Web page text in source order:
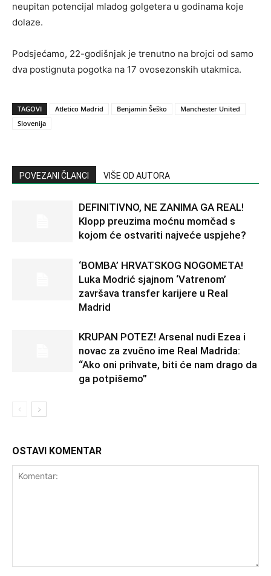
neupitan potencijal mladog golgetera u godinama koje
dolaze.
Podsjećamo, 22-godišnjak je trenutno na brojci od samo
dva postignuta pogotka na 17 ovosezonskih utakmica.
TAGOVI Atletico Madrid Benjamin Šeško
Manchester United
Slovenija
POVEZANI ČLANCI VIŠE OD AUTORA
DEFINITIVNO, NE ZANIMA GA REAL!
Klopp preuzima moćnu momčad s
kojom će ostvariti najveće uspjehe?
‘BOMBA’ HRVATSKOG NOGOMETA!
Luka Modrić sjajnom ‘Vatrenom’
završava transfer karijere u Real
Madrid
KRUPAN POTEZ! Arsenal nudi Ezea i
novac za zvučno ime Real Madrida:
“Ako oni prihvate, biti će nam drago da
ga potpišemo”
OSTAVI KOMENTAR